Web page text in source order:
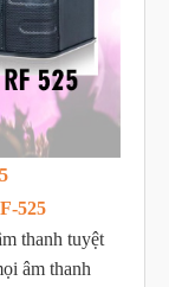
525
thanh tuyệt
âm thanh